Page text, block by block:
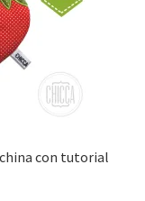
con tutorial